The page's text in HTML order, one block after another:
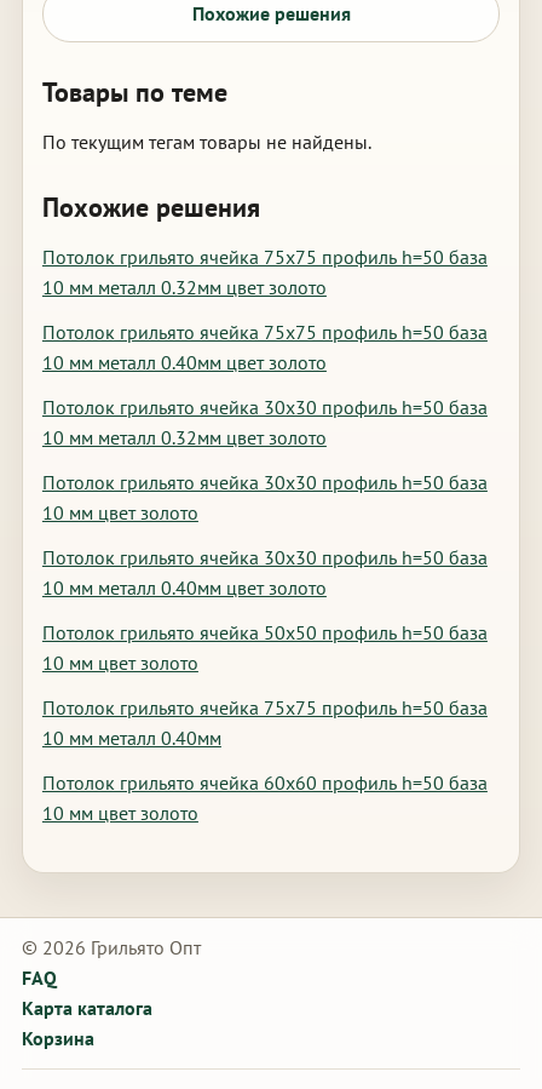
Похожие решения
Товары по теме
По текущим тегам товары не найдены.
Похожие решения
Потолок грильято ячейка 75х75 профиль h=50 база
10 мм металл 0.32мм цвет золото
Потолок грильято ячейка 75х75 профиль h=50 база
10 мм металл 0.40мм цвет золото
Потолок грильято ячейка 30х30 профиль h=50 база
10 мм металл 0.32мм цвет золото
Потолок грильято ячейка 30х30 профиль h=50 база
10 мм цвет золото
Потолок грильято ячейка 30х30 профиль h=50 база
10 мм металл 0.40мм цвет золото
Потолок грильято ячейка 50х50 профиль h=50 база
10 мм цвет золото
Потолок грильято ячейка 75х75 профиль h=50 база
10 мм металл 0.40мм
Потолок грильято ячейка 60х60 профиль h=50 база
10 мм цвет золото
© 2026 Грильято Опт
FAQ
Карта каталога
Корзина